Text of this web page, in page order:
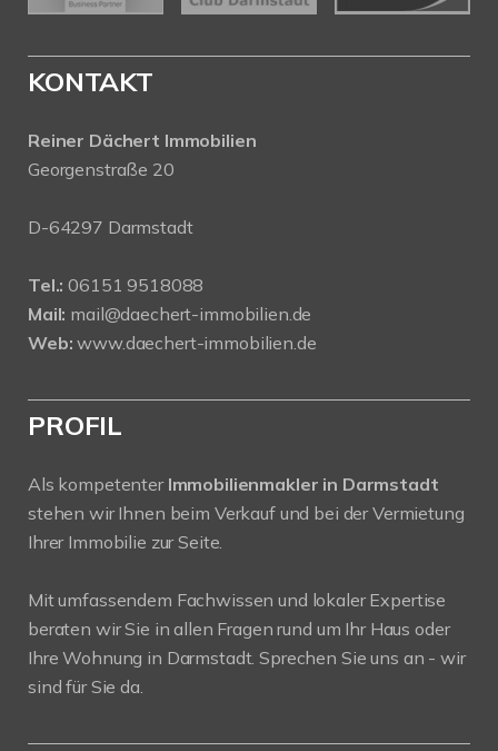
KONTAKT
Reiner Dächert Immobilien
Georgenstraße 20
D-64297 Darmstadt
Tel.: 06151 9518088
Mail: mail@daechert-immobilien.de
Web: www.daechert-immobilien.de
PROFIL
Als kompetenter Immobilienmakler in Darmstadt
stehen wir Ihnen beim Verkauf und bei der Vermietung
Ihrer Immobilie zur Seite.
Mit umfassendem Fachwissen und lokaler Expertise
beraten wir Sie in allen Fragen rund um Ihr Haus oder
Ihre Wohnung in Darmstadt. Sprechen Sie uns an - wir
sind für Sie da.